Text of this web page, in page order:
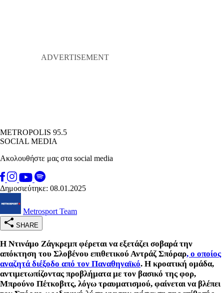
METROPOLIS 95.5
SOCIAL MEDIA
Ακολουθήστε μας στα social media
Δημοσιεύτηκε: 08.01.2025
Metrosport Team
SHARE
Η Ντινάμο Ζάγκρεμπ φέρεται να εξετάζει σοβαρά την
απόκτηση του Σλοβένου επιθετικού Αντράζ Σπόραρ, ο οποίος
αναζητά διέξοδο από τον Παναθηναϊκό. Η κροατική ομάδα,
αντιμετωπίζοντας προβλήματα με τον βασικό της φορ,
Μπρούνο Πέτκοβιτς, λόγω τραυματισμού, φαίνεται να βλέπει